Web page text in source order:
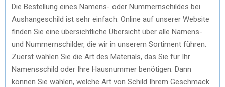
Die Bestellung eines Namens- oder Nummernschildes bei
Aushangeschild ist sehr einfach. Online auf unserer Website
finden Sie eine übersichtliche Übersicht über alle Namens-
und Nummernschilder, die wir in unserem Sortiment führen.
Zuerst wählen Sie die Art des Materials, das Sie für Ihr
Namensschild oder Ihre Hausnummer benötigen. Dann
können Sie wählen, welche Art von Schild Ihrem Geschmack